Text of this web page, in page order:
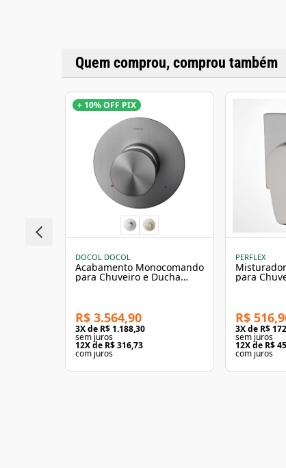
Quem comprou, comprou também
DOCOL DOCOL
Acabamento Monocomando
para Chuveiro e Ducha
Higiênica Mix&Match
R$ 3.564,90
3X de R$ 1.188,30
sem juros
12X de R$ 316,73
com juros
+ 10% OFF PIX
PERFLEX
para
3/4 Perflex
R$
3X de R$
sem juros
12X de R$
com juros